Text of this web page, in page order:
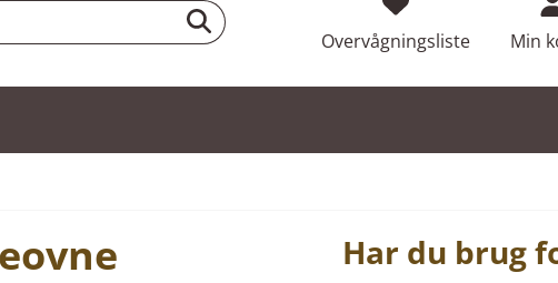
OvervågningslisteDu har 0
Min
Har du brug